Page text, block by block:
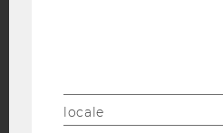
locale